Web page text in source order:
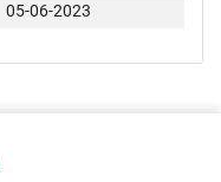
05-06-2023